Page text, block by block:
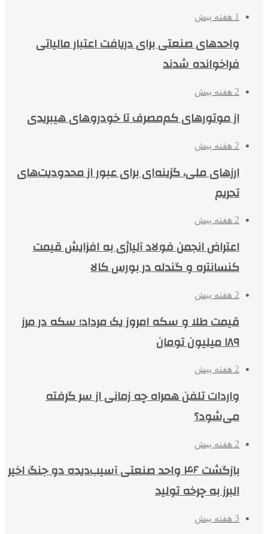
1 هفته پیش
واحدهای صنعتی برای دریافت اعتبار مالیاتی
فراخوانده شدند
2 هفته پیش
از موتورهای کم‌مصرف تا خودروهای هیبریدی
2 هفته پیش
ارزهای ملی، گزینه‌ای برای عبور از محدودیت‌های
تحریم
2 هفته پیش
اعتراض انجمن فولاد آلیاژی به افزایش قیمت
کنسانتره و گندله در بورس کالا
2 هفته پیش
قیمت طلا و سکه امروز یک مرداد؛ سکه در مرز
۱۸۹ میلیون تومان
2 هفته پیش
واردات تلفن همراه چه زمانی از سر گرفته
می‌شود؟
2 هفته پیش
بازگشت ۴۶ واحد صنعتی آسیب‌دیده دو جنگ اخیر
البرز به چرخه تولید
3 هفته پیش